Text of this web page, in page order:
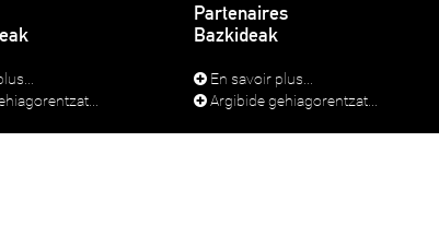
Partenaires
Bazkideak
En savoir plus...
Argibide gehiagorentzat...